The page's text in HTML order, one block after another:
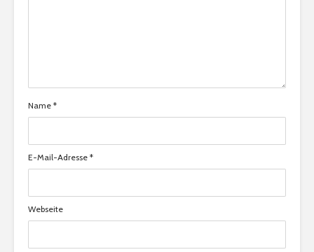
Name *
E-Mail-Adresse *
Webseite